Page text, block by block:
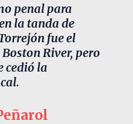
penal para
la tanda de
fue el
River, pero
cedió la